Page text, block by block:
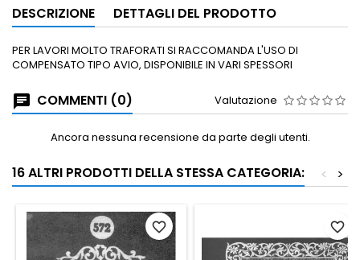
DESCRIZIONE DETTAGLI DEL PRODOTTO
PER LAVORI MOLTO TRAFORATI SI RACCOMANDA L'USO DI
COMPENSATO TIPO AVIO, DISPONIBILE IN VARI SPESSORI
COMMENTI (0) Valutazione
Ancora nessuna recensione da parte degli utenti.
16 ALTRI PRODOTTI DELLA STESSA CATEGORIA: >
<
favorite_border favorite_border